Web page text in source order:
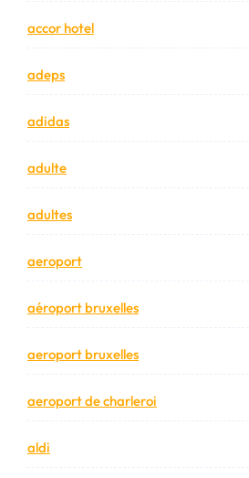
accor hotel
adeps
adidas
adulte
adultes
aeroport
aéroport bruxelles
aeroport bruxelles
aeroport de charleroi
aldi